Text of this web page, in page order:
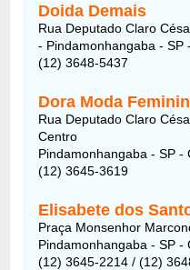
Doida Demais
Rua Deputado Claro
- Pindamonhangaba - SP
(12) 3648-5437
Dora Moda
Rua Deputado Claro
Centro
Pindamonhangaba - SP -
(12) 3645-3619
Elisabete dos
Praça Monsenhor
Pindamonhangaba - SP -
(12) 3645-2214 / (12)